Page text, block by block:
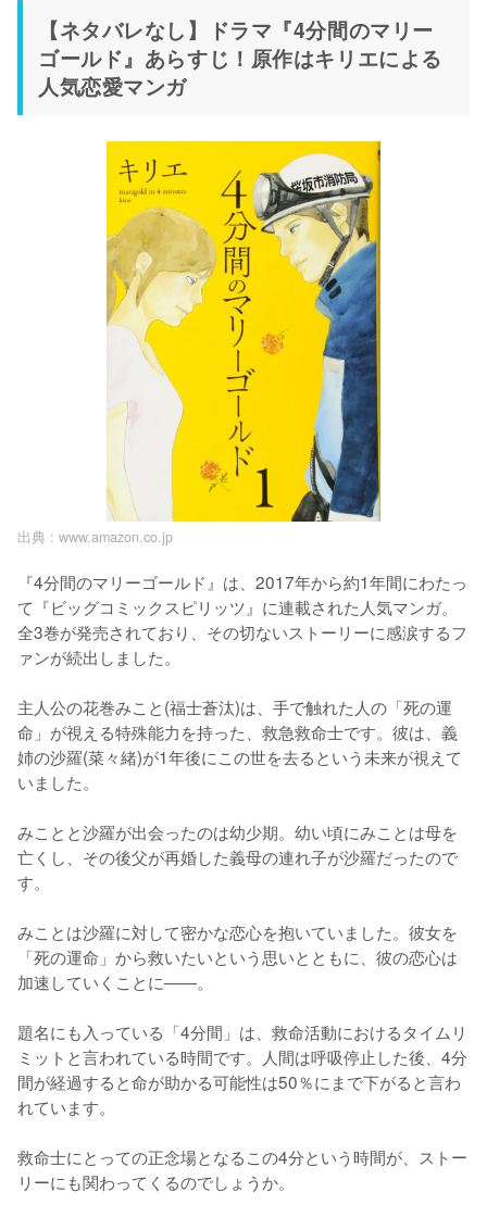
【ネタバレなし】ドラマ『4分間のマリー
ゴールド』あらすじ！原作はキリエによる
人気恋愛マンガ
出典 : www.amazon.co.jp
『4分間のマリーゴールド』は、2017年から約1年間にわたっ
て『ビッグコミックスピリッツ』に連載された人気マンガ。
全3巻が発売されており、その切ないストーリーに感涙するフ
ァンが続出しました。
主人公の花巻みこと(福士蒼汰)は、手で触れた人の「死の運
命」が視える特殊能力を持った、救急救命士です。彼は、義
姉の沙羅(菜々緒)が1年後にこの世を去るという未来が視えて
いました。
みことと沙羅が出会ったのは幼少期。幼い頃にみことは母を
亡くし、その後父が再婚した義母の連れ子が沙羅だったので
す。
みことは沙羅に対して密かな恋心を抱いていました。彼女を
「死の運命」から救いたいという思いとともに、彼の恋心は
加速していくことに――。
題名にも入っている「4分間」は、救命活動におけるタイムリ
ミットと言われている時間です。人間は呼吸停止した後、4分
間が経過すると命が助かる可能性は50％にまで下がると言わ
れています。
救命士にとっての正念場となるこの4分という時間が、ストー
リーにも関わってくるのでしょうか。